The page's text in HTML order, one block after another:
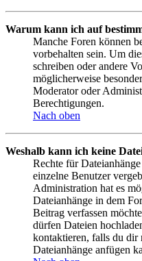
Warum kann ich auf
Manche Foren können
vorbehalten sein. Um
schreiben oder andere
möglicherweise
Moderator oder
Berechtigungen.
Nach oben
Weshalb kann ich keine
Rechte für
einzelne Benutzer
Administration hat es
Dateianhänge in dem
Beitrag verfassen
dürfen Dateien
kontaktieren, falls du dir
Dateianhänge anfügen